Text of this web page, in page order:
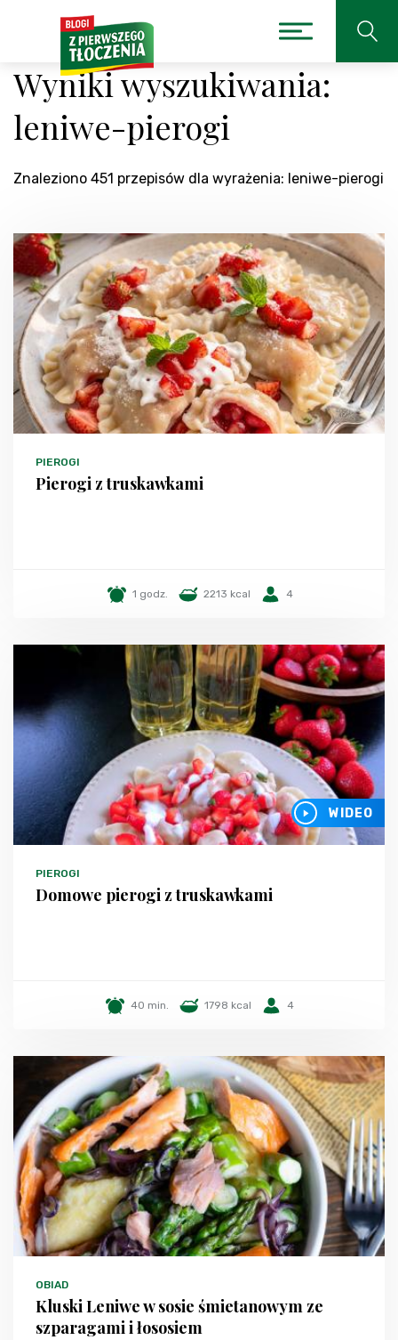
Wyniki wyszukiwania:
leniwe-pierogi
Znaleziono 451 przepisów dla wyrażenia: leniwe-pierogi
PIEROGI
Pierogi z truskawkami
1 godz. 2213 kcal 4
WIDEO
PIEROGI
Domowe pierogi z truskawkami
40 min. 1798 kcal 4
OBIAD
Kluski Leniwe w sosie śmietanowym ze
szparagami i łososiem